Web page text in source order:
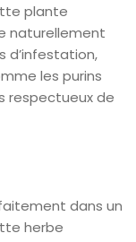
plante
naturellement
d’infestation,
les purins
respectueux de
dans un
herbe